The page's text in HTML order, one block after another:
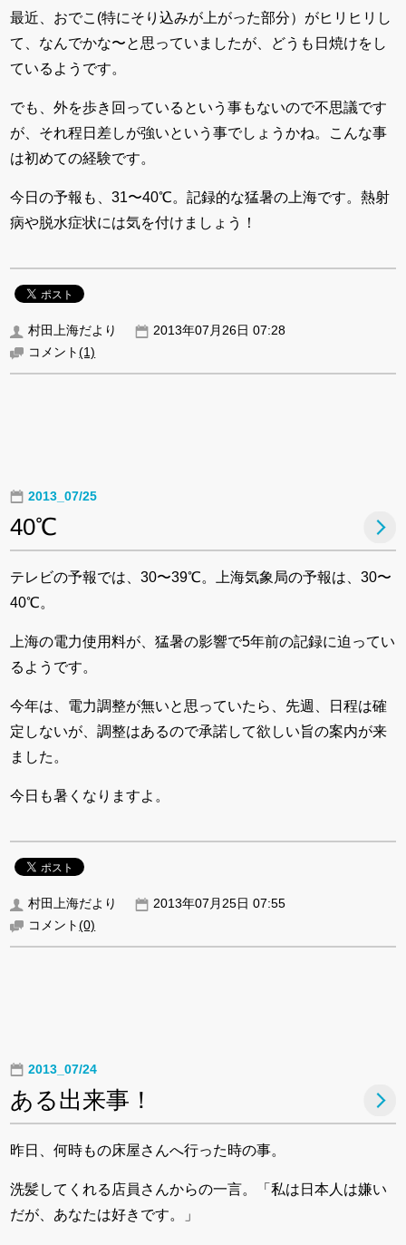
最近、おでこ(特にそり込みが上がった部分）がヒリヒリし
て、なんでかな〜と思っていましたが、どうも日焼けをし
ているようです。
でも、外を歩き回っているという事もないので不思議です
が、それ程日差しが強いという事でしょうかね。こんな事
は初めての経験です。
今日の予報も、31〜40℃。記録的な猛暑の上海です。熱射
病や脱水症状には気を付けましょう！
村田上海だより
2013年07月26日 07:28
コメント(1)
2013_07/25
40℃
テレビの予報では、30〜39℃。上海気象局の予報は、30〜
40℃。
上海の電力使用料が、猛暑の影響で5年前の記録に迫ってい
るようです。
今年は、電力調整が無いと思っていたら、先週、日程は確
定しないが、調整はあるので承諾して欲しい旨の案内が来
ました。
今日も暑くなりますよ。
村田上海だより
2013年07月25日 07:55
コメント(0)
2013_07/24
ある出来事！
昨日、何時もの床屋さんへ行った時の事。
洗髪してくれる店員さんからの一言。「私は日本人は嫌い
だが、あなたは好きです。」